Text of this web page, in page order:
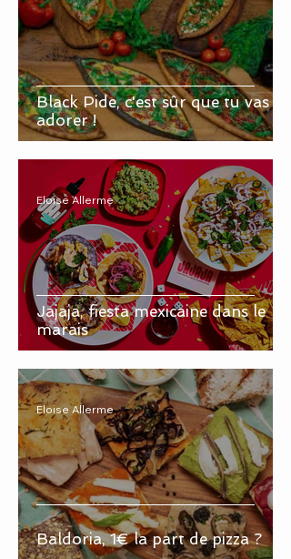
Black Pide, c'est sûr que tu vas
adorer !
Jajaja, fiesta mexicaine dans le
marais
Eloise Allerme
Baldoria, 1€ la part de pizza ?
Eloise Allerme